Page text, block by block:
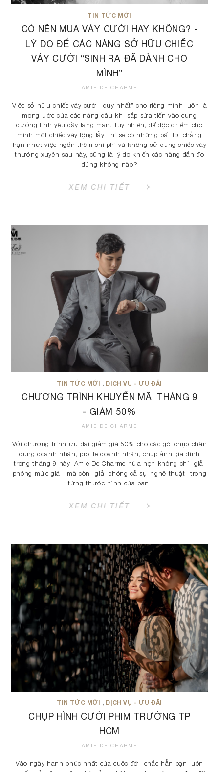
TIN TỨC MỚI
CÓ NÊN MUA VÁY CƯỚI HAY KHÔNG? -
LÝ DO ĐỂ CÁC NÀNG SỞ HỮU CHIẾC
VÁY CƯỚI “SINH RA ĐÃ DÀNH CHO
MÌNH”
AMIE DE CHARME
Việc sở hữu chiếc váy cưới “duy nhất” cho riêng mình luôn là
mong ước của các nàng dâu khi sắp sửa tiến vào cung
đường tình yêu đầy lãng mạn. Tuy nhiên, để độc chiếm cho
mình một chiếc váy lộng lẫy, thì sẽ có những bất lợi chằng
hạn như: việc ngốn thêm chi phí và không sử dụng chiếc váy
thường xuyên sau này, cũng là lý do khiến các nàng đắn đo
đúng không nào?
XEM CHI TIẾT
TIN TỨC MỚI , DỊCH VỤ - ƯU ĐÃI
CHƯƠNG TRÌNH KHUYẾN MÃI THÁNG 9
- GIẢM 50%
AMIE DE CHARME
Với chương trình ưu đãi giảm giá 50% cho các gói chụp chân
dung doanh nhân, profile doanh nhân, chụp ảnh gia đình
trong tháng 9 này! Amie De Charme hứa hẹn không chỉ “giải
phóng mức giá”, mà còn “giải phóng cả sự nghệ thuật” trong
từng thước hình của bạn!
XEM CHI TIẾT
TIN TỨC MỚI , DỊCH VỤ - ƯU ĐÃI
CHỤP HÌNH CƯỚI PHIM TRƯỜNG TP
HCM
AMIE DE CHARME
Vào ngày hạnh phúc nhất của cuộc đời, chắc hẳn bạn luôn